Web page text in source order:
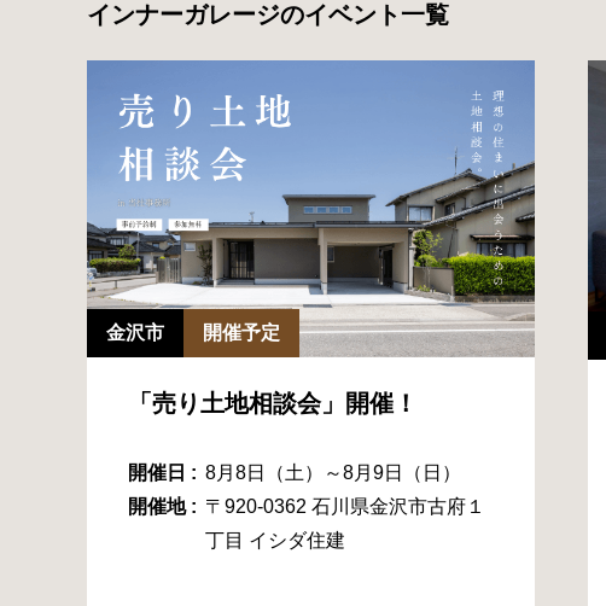
インナーガレージのイベント一覧
金沢市 開催予定
「売り土地相談会」開催！
開催日 : 8月8日（土）～8月9日（日）
開催地 : 〒920-0362 石川県金沢市古府１
丁目 イシダ住建